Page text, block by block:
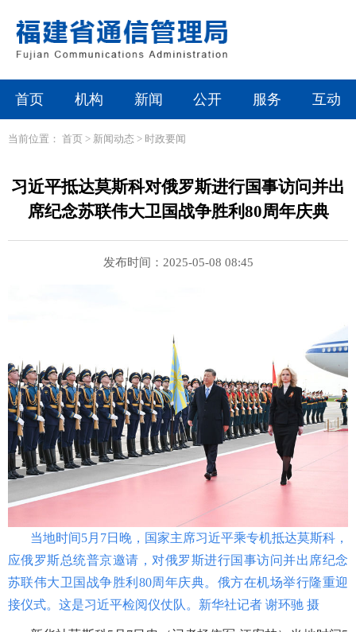
首页 机构 新闻 公开 服务 互动
当前位置： 首页 > 新闻动态 > 时政要闻
习近平抵达莫斯科对俄罗斯进行国事访问并出
席纪念苏联伟大卫国战争胜利80周年庆典
发布时间：2025-05-08 08:45
当地时间5月7日晚，国家主席习近平乘专机抵达莫斯科，
应俄罗斯总统普京邀请，对俄罗斯进行国事访问并出席纪念
苏联伟大卫国战争胜利80周年庆典。俄方在机场举行隆重迎
接仪式。这是习近平检阅仪仗队。新华社记者 谢环驰 摄